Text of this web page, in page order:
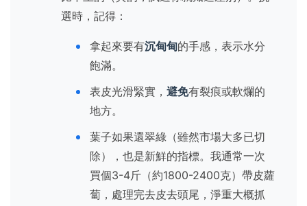
選時，記得：
拿起來要有沉甸甸的手感，表示水分
飽滿。
表皮光滑緊實， 避免有裂痕或軟爛的
地方。
葉子如果還翠綠（雖然市場大多已切
除），也是新鮮的指標。我通常一次
買個3-4斤（約1800-2400克）帶皮蘿
蔔，處理完去皮去頭尾，淨重大概抓